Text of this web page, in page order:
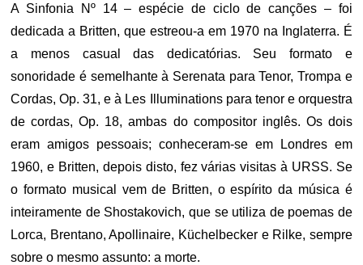
A Sinfonia Nº 14 – espécie de ciclo de canções – foi
dedicada a Britten, que estreou-a em 1970 na Inglaterra. É
a menos casual das dedicatórias. Seu formato e
sonoridade é semelhante à Serenata para Tenor, Trompa e
Cordas, Op. 31, e à Les Illuminations para tenor e orquestra
de cordas, Op. 18, ambas do compositor inglês. Os dois
eram amigos pessoais; conheceram-se em Londres em
1960, e Britten, depois disto, fez várias visitas à URSS. Se
o formato musical vem de Britten, o espírito da música é
inteiramente de Shostakovich, que se utiliza de poemas de
Lorca, Brentano, Apollinaire, Küchelbecker e Rilke, sempre
sobre o mesmo assunto: a morte.